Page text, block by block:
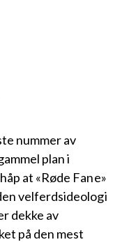
nummer av
plan i
at «Røde Fane»
velferdsideologi
dekke av
på den mest